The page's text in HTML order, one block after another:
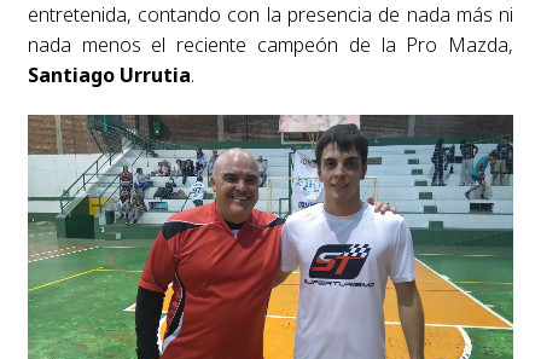
entretenida, contando con la presencia de nada más ni
nada menos el reciente campeón de la Pro Mazda,
Santiago Urrutia.